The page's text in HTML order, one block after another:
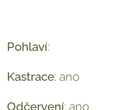
Pohlaví: ♀
Kastrace: ano
Odčervení: ano